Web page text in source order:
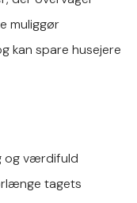
muliggør
kan spare husejere
og værdifuld
tagets